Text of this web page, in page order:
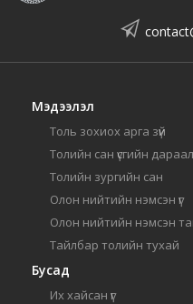
Мэдээлэл
Толь зохиох арга зүй
Толийн сан үсгийн
Толийн зургийн сан
Олон нийтийн нэмсэн үг
Олон нийтийн нэмсэн
Тайлбар толийн тухай
Бусад
Их хайсан үг